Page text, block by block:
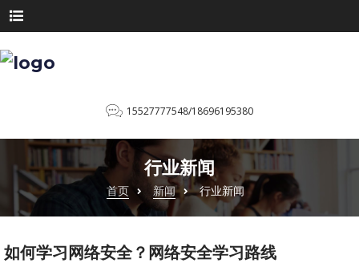
15527777548/18696195380
行业新闻
首页 新闻 行业新闻
如何学习网络安全？网络安全学习路线